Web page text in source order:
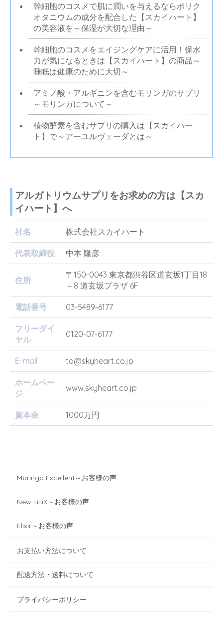
幹細胞のコスメで肌に潤いを与えるならポリク
オタニウムの成分を配合した【スカイハート】
の美容液を～保湿が大切な理由～
幹細胞のコスメをエイジングケアに活用！保水
力が気になるときは【スカイハート】の商品～
睡眠は健康のために大切～
アミノ酸・アルギニンを含むモリンガのサプリ
～モリンガについて～
植物酵素を含むサプリの購入は【スカイハー
ト】で～アーユルヴェーダとは～
アルガトリウムサプリをお求めの方は【スカ
イハート】へ
社名 株式会社スカイハート
代表取締役 中本 隆彦
住所
〒150-0043 東京都渋谷区道玄坂1丁目18
－8 道玄坂プラザ 6F
電話番号 03-5489-6177
フリーダイ
ヤル
0120-07-6177
E-mail to@skyheart.co.jp
ホームペー
ジ
www.skyheart.co.jp
資本金 1000万円
Moringa Excellent～お客様の声
New LiLiX～お客様の声
Elixir～お客様の声
お支払い方法について
配送方法・送料について
プライバシーポリシー